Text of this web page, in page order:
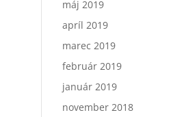
máj 2019
apríl 2019
marec 2019
február 2019
január 2019
november 2018